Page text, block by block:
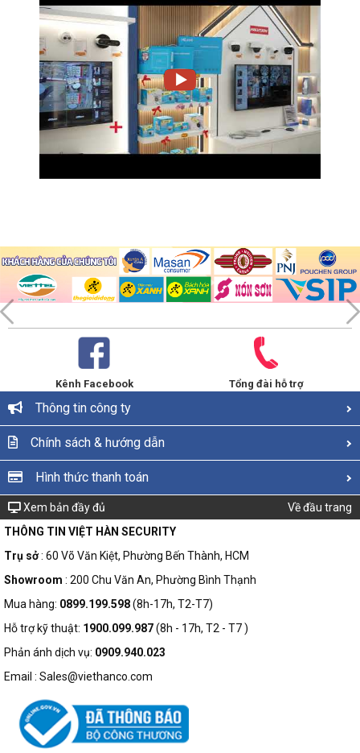
Kênh Facebook Tổng đài hỗ trợ
Thông tin công ty
Chính sách & hướng dẫn
Hình thức thanh toán
Xem bản đầy đủ
Về đầu trang
THÔNG TIN VIỆT HÀN SECURITY
Trụ sở: 60 Võ Văn Kiệt, Phường Bến Thành, HCM
Showroom : 200 Chu Văn An, Phường Bình Thạnh
Mua hàng: 0899.199.598(8h-17h, T2-T7)
Hỗ trợ kỹ thuật: 1900.099.987(8h - 17h, T2 - T7 )
Phản ánh dịch vụ: 0909.940.023
Email : Sales@viethanco.com